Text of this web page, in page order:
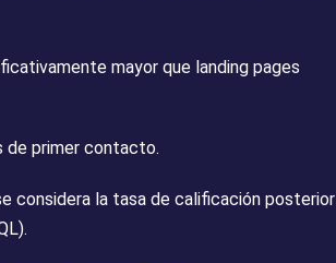
mayor que landing pages
de primer contacto.
considera la tasa de calificación posterior